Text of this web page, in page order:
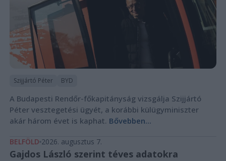
Szijjártó Péter BYD
A Budapesti Rendőr-főkapitányság vizsgálja Szijjártó
Péter vesztegetési ügyét, a korábbi külügyminiszter
akár három évet is kaphat. Bővebben...
BELFÖLD 2026. augusztus 7.
Gajdos László szerint téves adatokra